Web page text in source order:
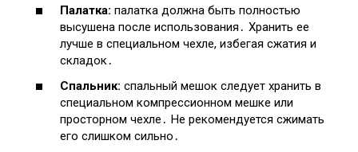
Палатка: палатка должна быть полностью
высушена после использования․ Хранить ее
лучше в специальном чехле, избегая сжатия и
складок․
Спальник: спальный мешок следует хранить в
специальном компрессионном мешке или
просторном чехле․ Не рекомендуется сжимать
его слишком сильно․